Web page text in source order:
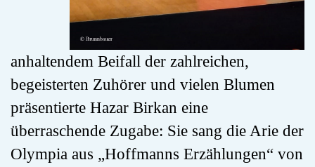
anhaltendem Beifall der zahlreichen,
begeisterten Zuhörer und vielen Blumen
präsentierte Hazar Birkan eine
überraschende Zugabe: Sie sang die Arie der
Olympia aus „Hoffmanns Erzählungen“ von